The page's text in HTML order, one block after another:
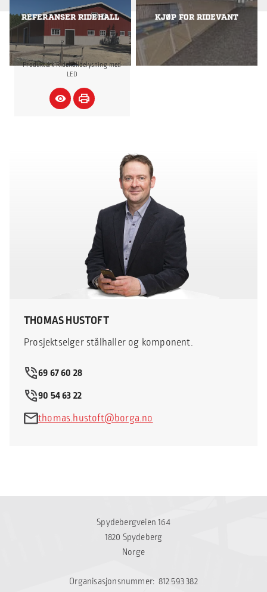
REFERANSER RIDEHALL KJØP FOR RIDEVANT
Produktark Ridehallbelysning med
LED
THOMAS HUSTOFT
Prosjektselger stålhaller og komponent.
69 67 60 28
90 54 63 22
thomas.hustoft@borga.no
Spydebergveien 164
1820 Spydeberg
Norge
Organisasjonsnummer: 812 593 382